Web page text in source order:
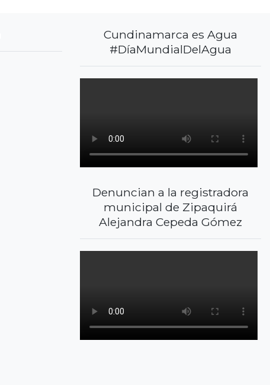
Cundinamarca es Agua
#DíaMundialDelAgua
Denuncian a la registradora
municipal de Zipaquirá
Alejandra Cepeda Gómez